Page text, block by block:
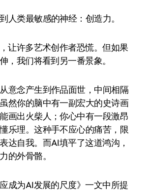
人类最敏感的神经：创造力。
让许多艺术创作者恐慌。但如果
，我们将看到另一番景象。
意念产生到作品面世，中间相隔
然你的脑中有一副宏大的史诗画
画出火柴人；你心中有一段激昂
乐理。这种手不应心的痛苦，限
达自我。而AI填平了这道鸿沟，
的外骨骼。
成为AI发展的尺度》一文中所提